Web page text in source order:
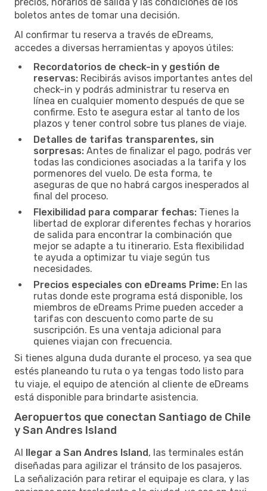
boletos antes de tomar una decisión.
Al confirmar tu reserva a través de eDreams,
accedes a diversas herramientas y apoyos útiles:
Recordatorios de check-in y gestión de
reservas: Recibirás avisos importantes antes del
check-in y podrás administrar tu reserva en
línea en cualquier momento después de que se
confirme. Esto te asegura estar al tanto de los
plazos y tener control sobre tus planes de viaje.
Detalles de tarifas transparentes, sin
sorpresas: Antes de finalizar el pago, podrás ver
todas las condiciones asociadas a la tarifa y los
pormenores del vuelo. De esta forma, te
aseguras de que no habrá cargos inesperados al
final del proceso.
Flexibilidad para comparar fechas: Tienes la
libertad de explorar diferentes fechas y horarios
de salida para encontrar la combinación que
mejor se adapte a tu itinerario. Esta flexibilidad
te ayuda a optimizar tu viaje según tus
necesidades.
Precios especiales con eDreams Prime: En las
rutas donde este programa está disponible, los
miembros de eDreams Prime pueden acceder a
tarifas con descuento como parte de su
suscripción. Es una ventaja adicional para
quienes viajan con frecuencia.
Si tienes alguna duda durante el proceso, ya sea que
estés planeando tu ruta o ya tengas todo listo para
tu viaje, el equipo de atención al cliente de eDreams
está disponible para brindarte asistencia.
Aeropuertos que conectan Santiago de Chile
y San Andres Island
Al llegar a San Andres Island, las terminales están
diseñadas para agilizar el tránsito de los pasajeros.
La señalización para retirar el equipaje es clara, y las